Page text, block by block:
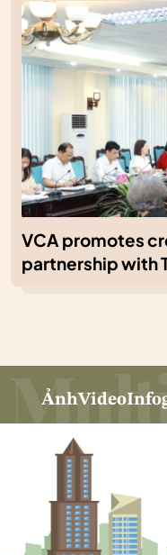
VCA promotes
partnership with
ẢnhVideo